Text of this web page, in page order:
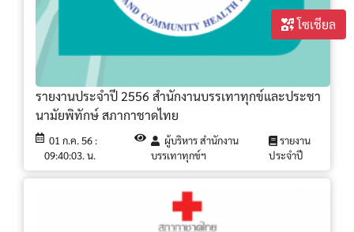
โซเชียล
รายงานประจำปี 2556 สำนักงานบรรเทาทุกข์และประชา
นามัยพิทักษ์ สภากาชาดไทย
01 ก.ค. 56 :
09:40:03. น.
ผู้บริหาร สำนักงาน
บรรเทาทุกข์ฯ
รายงาน
ประจำปี